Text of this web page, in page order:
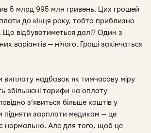
5 млрд 995 млн гривень. Цих грошей
до кінця року, тобто приблизно
Що відбуватиметься далі? Один з
варіантів — нічого. Гроші закінчаться
виплату надбавок як тимчасову міру
збільшені тарифи на оплату
з’явиться більше коштів у
підняти зарплати медикам — це
нормально. Але для того, щоб це